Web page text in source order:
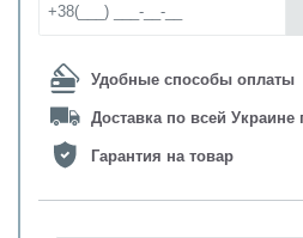
Удобные способы оплаты
Доставка по всей
Гарантия на товар